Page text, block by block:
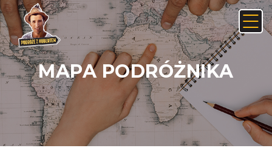
MAPA PODRÓŻNIKA
Anuluj Usuń
Nie, anuluj Tak, usuń
JAK ZNALEŹĆ LINK NA ANDROIDZIE: